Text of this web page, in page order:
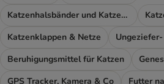
Katzenhalsbänder und Katzengeschirr
Katzenklappen & Netze
Beruhigungsmittel für Katzen
GPS Tracker, Kamera & Co
Futter